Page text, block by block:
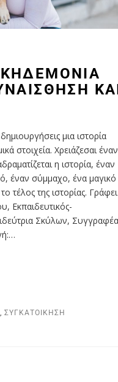
μια ιστορία
στοιχεία. Χρειάζεσαι έναν
η ιστορία, έναν
έναν σύμμαχο, ένα μαγικό
τέλος της ιστορίας.
Εκπαιδευτικός-
Σκύλων,
, ΣΥΓΚΑΤΟΊΚΗΣΗ